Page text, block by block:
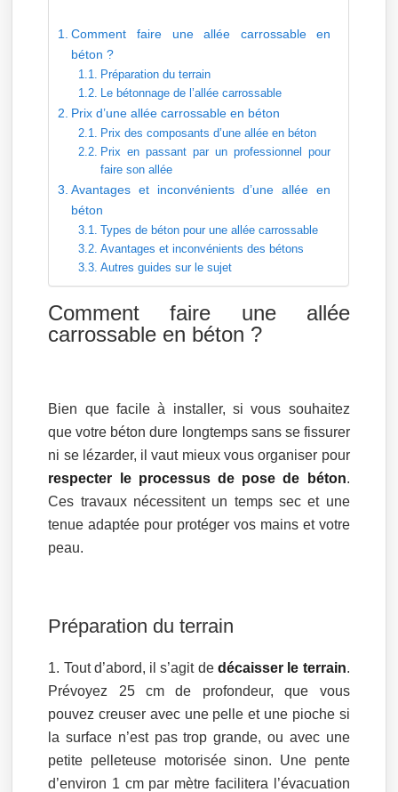
Comment faire une allée carrossable en
béton ?
Préparation du terrain
Le bétonnage de l’allée carrossable
Prix d’une allée carrossable en béton
Prix des composants d’une allée en béton
Prix en passant par un professionnel pour
faire son allée
Avantages et inconvénients d’une allée en
béton
Types de béton pour une allée carrossable
Avantages et inconvénients des bétons
Autres guides sur le sujet
Comment faire une allée
carrossable en béton ?
Bien que facile à installer, si vous souhaitez
que votre béton dure longtemps sans se fissurer
ni se lézarder, il vaut mieux vous organiser pour
respecter le processus de pose de béton.
Ces travaux nécessitent un temps sec et une
tenue adaptée pour protéger vos mains et votre
peau.
Préparation du terrain
Tout d’abord, il s’agit dedécaisser le terrain.
Prévoyez 25 cm de profondeur, que vous
pouvez creuser avec une pelle et une pioche si
la surface n’est pas trop grande, ou avec une
petite pelleteuse motorisée sinon. Une pente
d’environ 1 cm par mètre facilitera l’évacuation